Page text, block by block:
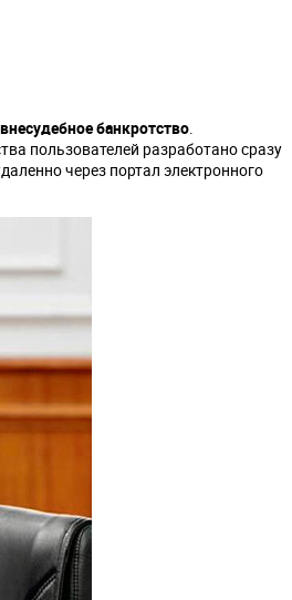
банкротство.
пользователей разработано сразу
через портал электронного